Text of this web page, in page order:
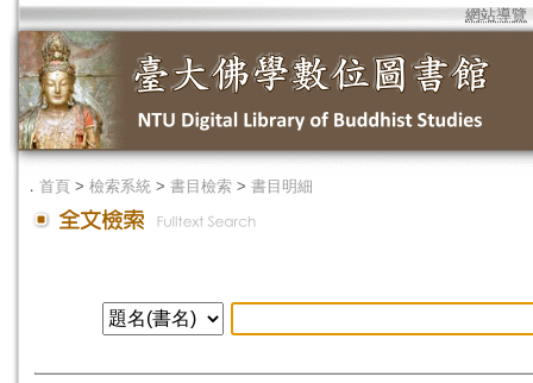
網站導覽
． 首頁 > 檢索系統 > 書目檢索 > 書目明細